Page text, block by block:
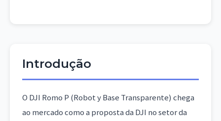
Introdução
O DJI Romo P (Robot y Base Transparente) chega
ao mercado como a proposta da DJI no setor da